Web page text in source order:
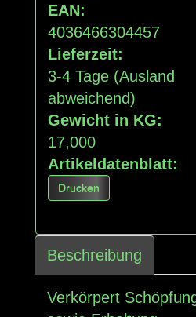
EAN:
4036466304457
Lieferzeit:
3-4 Tage (Ausland
abweichend)
Gewicht in KG:
17,000
Artikeldatenblatt:
Drucken
Beschreibung
Verkörpert